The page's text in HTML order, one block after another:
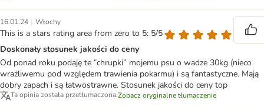
16.01.24 | Włochy
This is a stars rating area from zero to 5: 5/5
Doskonały stosunek jakości do ceny
Od ponad roku podaję te “chrupki” mojemu psu o wadze 30kg (nieco
wrażliwemu pod względem trawienia pokarmu) i są fantastyczne. Mają
dobry zapach i są łatwostrawne. Stosunek jakości do ceny top
Ta opinia została przetłumaczona.Zobacz oryginalne tłumaczenie